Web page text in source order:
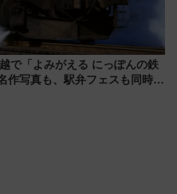
で「よみがえる にっぽんの鉄
作写真も、駅弁フェスも同時開